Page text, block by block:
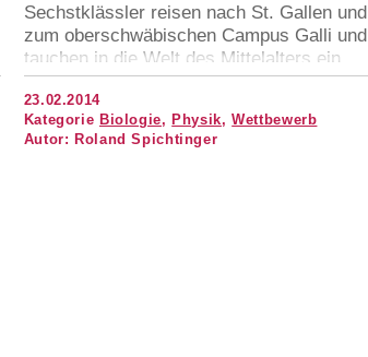
Sechstklässler reisen nach St. Gallen und
zum oberschwäbischen Campus Galli und
tauchen in die Welt des Mittelalters ein.
23.02.2014
Kategorie Biologie, Physik,Wettbewerb
Autor: Roland Spichtinger